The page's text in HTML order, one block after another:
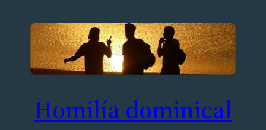
contenido
Homilía dominical